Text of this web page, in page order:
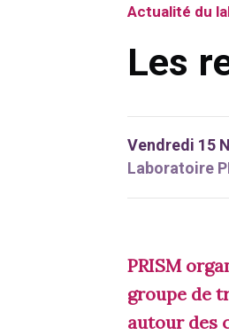
Actualité du
Les
Vendredi 15
Laboratoire
PRISM
groupe de
autour des